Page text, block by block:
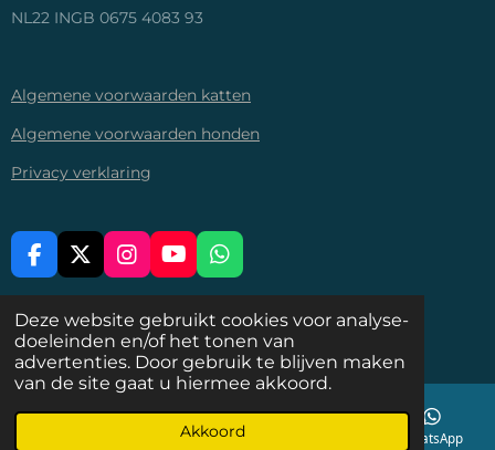
Deze website gebruikt cookies voor analyse-
doeleinden en/of het tonen van
advertenties. Door gebruik te blijven maken
van de site gaat u hiermee akkoord.
Akkoord
NL22 INGB 0675 4083 93
Algemene voorwaarden katten
Algemene voorwaarden honden
Privacy verklaring
F
A
E
B
O
O
K
X
I
N
T
A
G
R
A
Y
O
T
U
B
E
W
H
T
S
A
P
P
DELEN DEEL
DELEN
© 2026-2028 Stichting NKM Dog & Cat Rescue Team
Telefoonnummer WhatsApp